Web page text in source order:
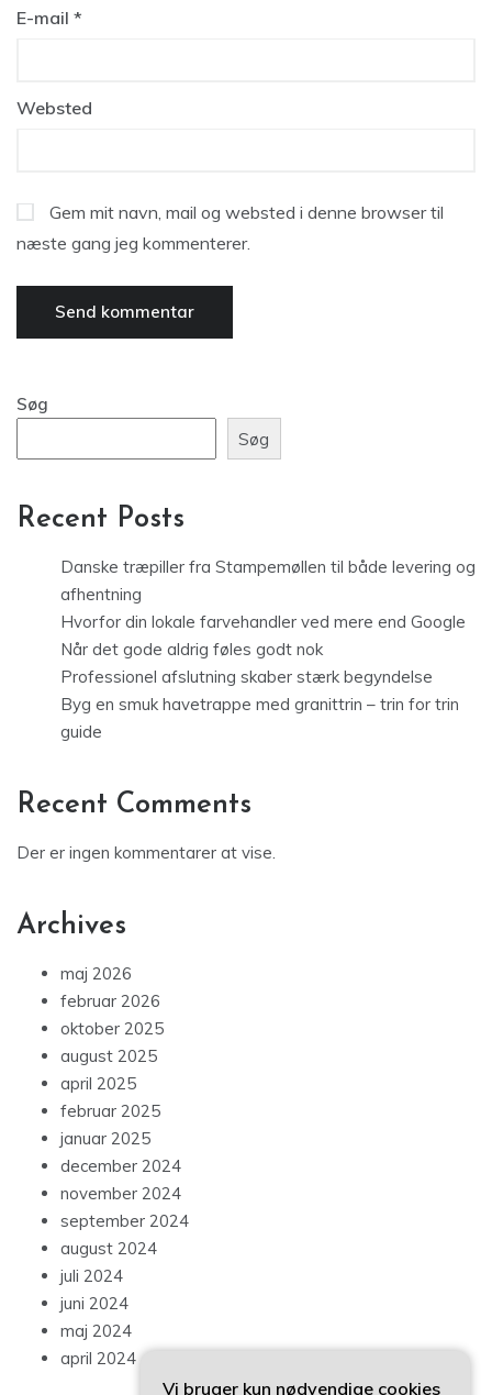
E-mail *
Websted
Gem mit navn, mail og websted i denne browser til
næste gang jeg kommenterer.
Søg
Søg
Recent Posts
Danske træpiller fra Stampemøllen til både levering og
afhentning
Hvorfor din lokale farvehandler ved mere end Google
Når det gode aldrig føles godt nok
Professionel afslutning skaber stærk begyndelse
Byg en smuk havetrappe med granittrin – trin for trin
guide
Recent Comments
Der er ingen kommentarer at vise.
Archives
maj 2026
februar 2026
oktober 2025
august 2025
april 2025
februar 2025
januar 2025
december 2024
november 2024
september 2024
august 2024
juli 2024
juni 2024
maj 2024
april 2024
Vi bruger kun nødvendige cookies